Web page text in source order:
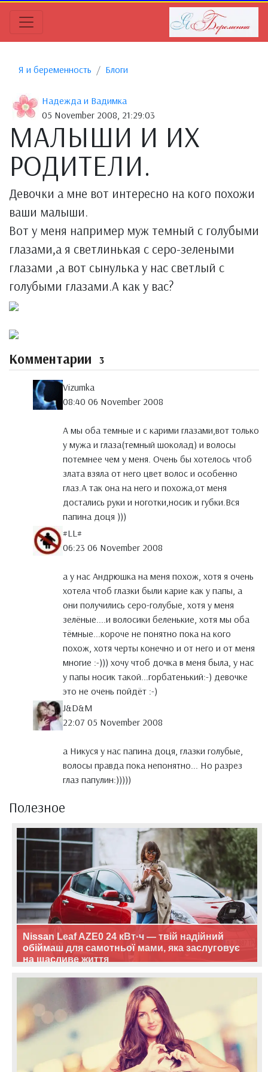
Я и беременность Блоги
Надежда и Вадимка
05 November 2008, 21:29:03
МАЛЫШИ И ИХ
РОДИТЕЛИ.
Девочки а мне вот интересно на кого похожи
ваши малыши.
Вот у меня например муж темный с голубыми
глазами,а я светлинькая с серо-зелеными
глазами ,а вот сынулька у нас светлый с
голубыми глазами.А как у вас?
Комментарии 3
Vizumka
08:40 06 November 2008
А мы оба темные и с карими глазами,вот только
у мужа и глаза(темный шоколад) и волосы
потемнее чем у меня. Очень бы хотелось чтоб
злата взяла от него цвет волос и особенно
глаз.А так она на него и похожа,от меня
достались руки и ноготки,носик и губки.Вся
папина доця )))
#LL#
06:23 06 November 2008
а у нас Андрюшка на меня похож, хотя я очень
хотела чтоб глазки были карие как у папы, а
они получились серо-голубые, хотя у меня
зелёные....и волосики беленькие, хотя мы оба
тёмные...короче не понятно пока на кого
похож, хотя черты конечно и от него и от меня
многие :-))) хочу чтоб дочка в меня была, у нас
у папы носик такой...горбатенький:-) девочке
это не очень пойдёт :-)
J&D&M
22:07 05 November 2008
а Никуся у нас папина доця, глазки голубые,
волосы правда пока непонятно... Но разрез
глаз папулин:)))))
Полезное
Nissan Leaf AZE0 24 кВт·ч — твій надійний
обіймаш для самотньої мами, яка заслуговує
на щасливе життя